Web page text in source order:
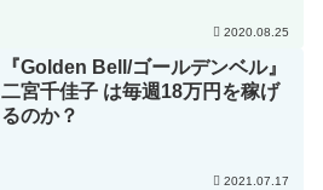
2020.08.25
『Golden Bell/ゴールデンベル』
二宮千佳子 は毎週18万円を稼げ
るのか？
2021.07.17